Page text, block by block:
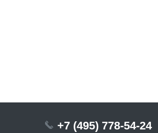
+7 (495) 778-54-24